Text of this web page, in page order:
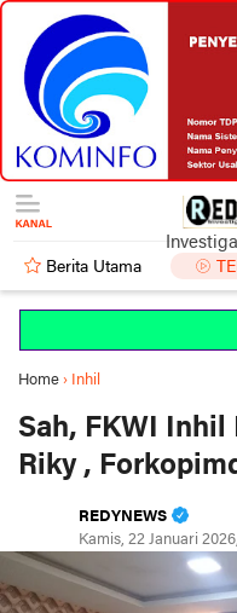
Berita Utama
Home › Inhil
Sah, FKWI Inhil
Riky ,
REDYNEWS
Kamis, 22 Januari